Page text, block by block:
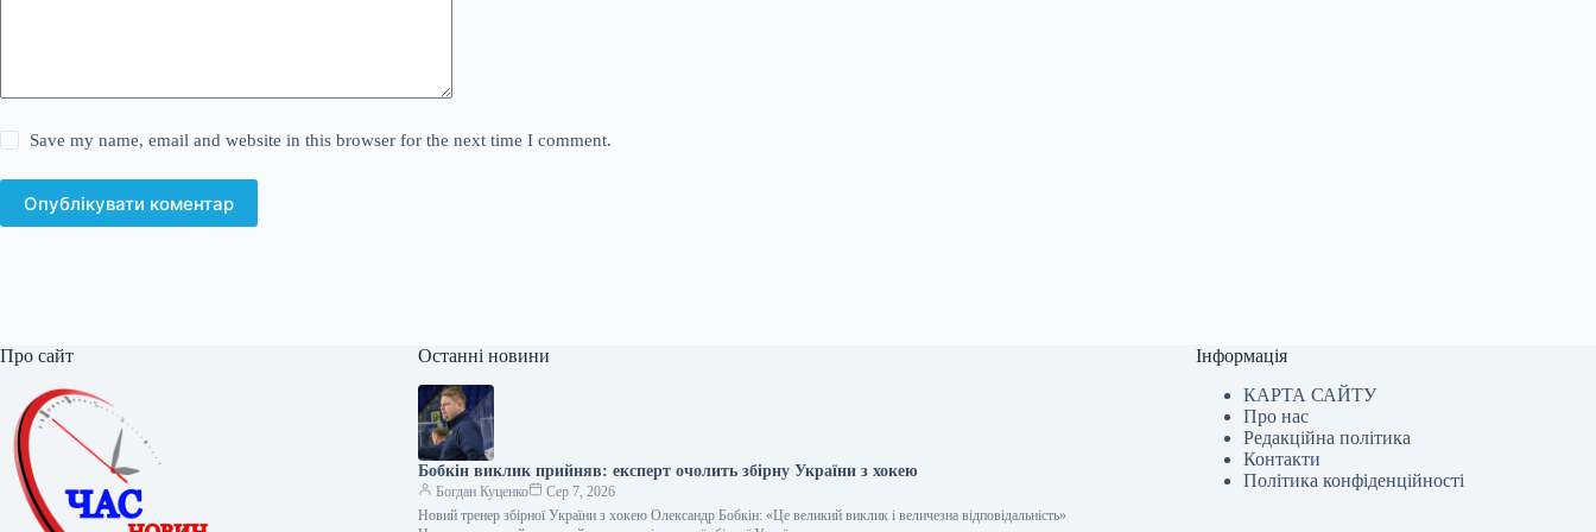
Save my name, email and website in this browser for the next time I comment.
Опублікувати коментар
Про сайт Останні новини
Бобкін виклик прийняв: експерт очолить збірну України з хокею
Богдан Куценко
Сер 7, 2026
Новий тренер збірної України з хокею Олександр Бобкін: «Це великий виклик і величезна відповідальність»
Інформація
КАРТА САЙТУ
Про нас
Редакційна політика
Контакти
Політика конфіденційності